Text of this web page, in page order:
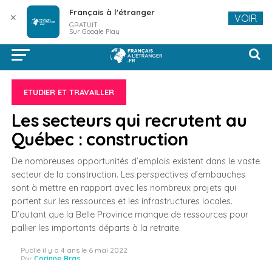
ETUDIER ET TRAVAILLER
Les secteurs qui recrutent au
Québec : construction
De nombreuses opportunités d’emplois existent dans le vaste
secteur de la construction. Les perspectives d’embauches
sont à mettre en rapport avec les nombreux projets qui
portent sur les ressources et les infrastructures locales.
D’autant que la Belle Province manque de ressources pour
pallier les importants départs à la retraite.
Publié il y a 4 ans le 6 mai 2022
✕ Français à l'étranger
GRATUIT
Sur Google Play
VOIR